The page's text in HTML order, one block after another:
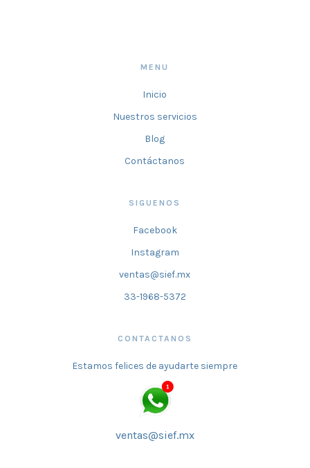
MENU
Inicio
Nuestros servicios
Blog
Contáctanos
SIGUENOS
Facebook
Instagram
ventas@sief.mx
33-1968-5372
CONTACTANOS
Estamos felices de ayudarte siempre
ventas@sief.mx